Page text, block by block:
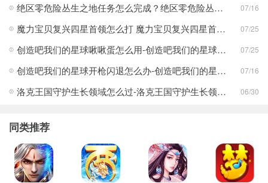
绝区零危险丛生之地任务怎么完成？绝区零危险丛生之地任务完成攻略 07/16
魔力宝贝复兴四星首领怎么打 魔力宝贝复兴四星首领打法合集 07/25
创造吧我们的星球啾啾蛋怎么用-创造吧我们的星球啾啾蛋使用攻略 07/25
创造吧我们的星球开枪闪退怎么办-创造吧我们的星球开枪闪退合集 07/16
洛克王国守护生长领域怎么过-洛克王国守护生长领域通关攻略 06/30
同类推荐